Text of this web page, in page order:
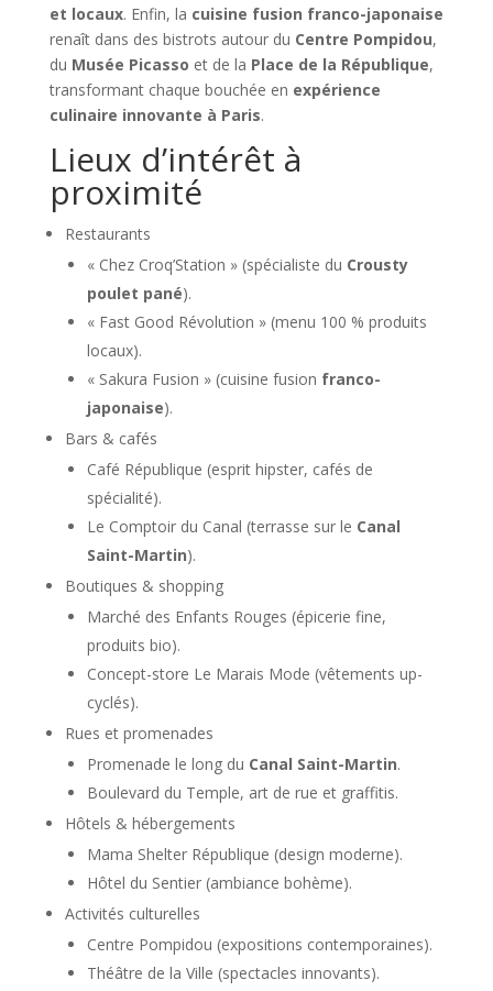
et locaux. Enfin, la cuisine fusion franco-japonaise
renaît dans des bistrots autour du Centre Pompidou,
du Musée Picasso et de la Place de la République,
transformant chaque bouchée en expérience
culinaire innovante à Paris.
Lieux d’intérêt à
proximité
Restaurants
« Chez Croq’Station » (spécialiste du Crousty
poulet pané).
« Fast Good Révolution » (menu 100 % produits
locaux).
« Sakura Fusion » (cuisine fusion franco-
japonaise).
Bars & cafés
Café République (esprit hipster, cafés de
spécialité).
Le Comptoir du Canal (terrasse sur le Canal
Saint-Martin).
Boutiques & shopping
Marché des Enfants Rouges (épicerie fine,
produits bio).
Concept-store Le Marais Mode (vêtements up-
cyclés).
Rues et promenades
Promenade le long du Canal Saint-Martin.
Boulevard du Temple, art de rue et graffitis.
Hôtels & hébergements
Mama Shelter République (design moderne).
Hôtel du Sentier (ambiance bohème).
Activités culturelles
Centre Pompidou (expositions contemporaines).
Théâtre de la Ville (spectacles innovants).